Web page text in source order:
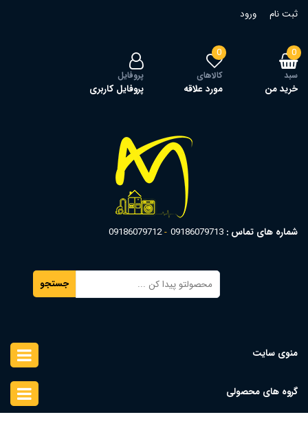
ثبت نام ورود
0
سبد
خرید من
0
کالاهای
مورد علاقه
پروفایل
پروفایل کاربری
شماره های تماس : 09186079713
09186079712
جستجو
منوی سایت
گروه های محصولی